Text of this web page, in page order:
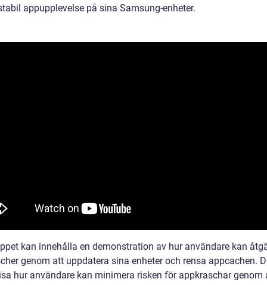
appupplevelse på sina Samsung-enheter.
kan innehålla en demonstration av hur användare kan
genom att uppdatera sina enheter och rensa appcachen.
hur användare kan minimera risken för appkraschar genom